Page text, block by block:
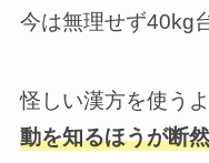
今は無理せず40kg
怪しい漢方を使うよ
動を知るほうが断